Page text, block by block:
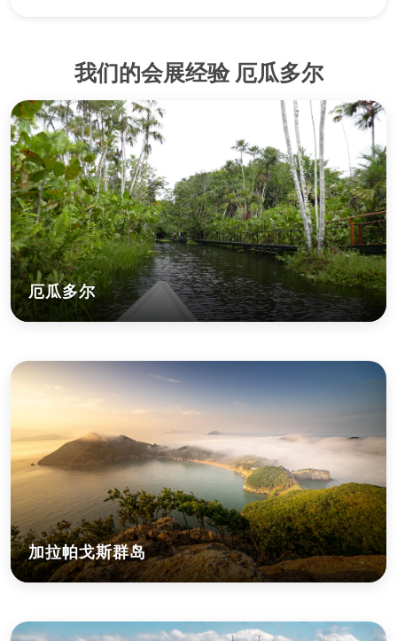
我们的会展经验 厄瓜多尔
厄瓜多尔
加拉帕戈斯群岛